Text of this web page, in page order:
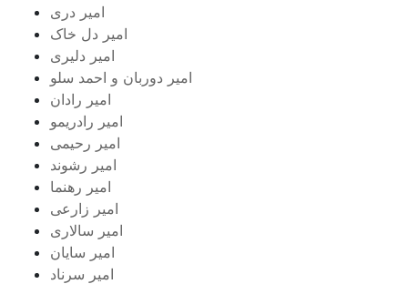
امیر دری
امیر دل خاک
امیر دلیری
امیر دوربان و احمد سلو
امیر رادان
امیر رادریمو
امیر رحیمی
امیر رشوند
امیر رهنما
امیر زارعی
امیر سالاری
امیر سایان
امیر سرناد